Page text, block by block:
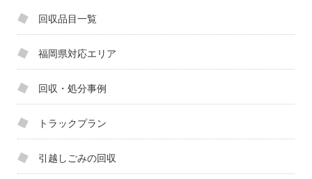
回収品目一覧
福岡県対応エリア
回収・処分事例
トラックプラン
引越しごみの回収